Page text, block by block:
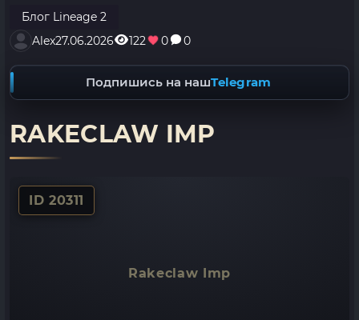
Блог Lineage 2
Alex27.06.2026 122 0 0
Подпишись на нашTelegram
RAKECLAW IMP
ID 20311
Rakeclaw Imp